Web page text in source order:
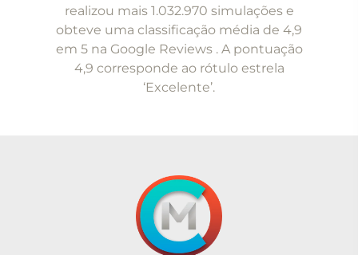
realizou mais 1.032.970 simulações e
obteve uma classificação média de 4,9
em 5 na Google Reviews . A pontuação
4,9 corresponde ao rótulo estrela
‘Excelente’.